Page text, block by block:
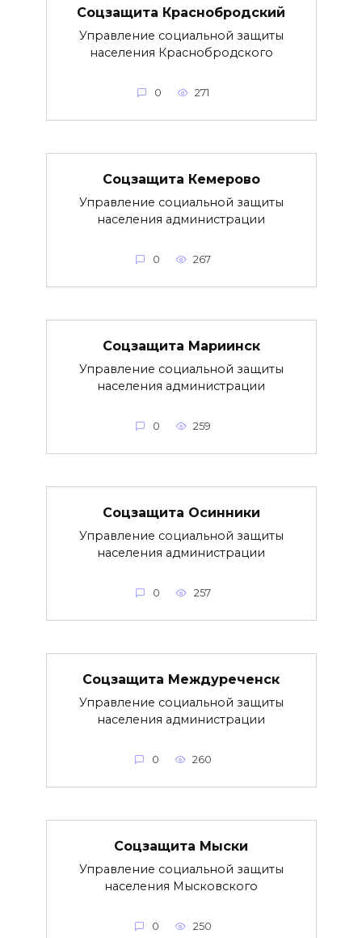
Соцзащита Краснобродский
Управление социальной защиты
населения Краснобродского
0 271
Соцзащита Кемерово
Управление социальной защиты
населения администрации
0 267
Соцзащита Мариинск
Управление социальной защиты
населения администрации
0 259
Соцзащита Осинники
Управление социальной защиты
населения администрации
0 257
Соцзащита Междуреченск
Управление социальной защиты
населения администрации
0 260
Соцзащита Мыски
Управление социальной защиты
населения Мысковского
0 250